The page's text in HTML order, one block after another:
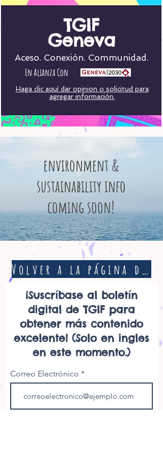
TGIF
Geneva
Aceso. Conexión. Communidad.
En Alianza Con
Haga clic aquí dar opinion o solicitud para
agregar información.
environment &
sustainability info
coming soon!
Volver a la página de inicio
¡Suscríbase al boletín
digital de TGIF para
obtener más contenido
excelente! (Solo en ingles
en este momento.)
Correo Electrónico